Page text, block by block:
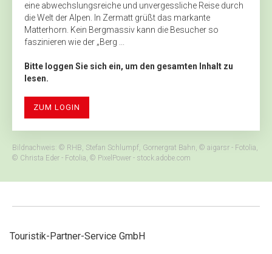
eine abwechslungsreiche und unvergessliche Reise durch
die Welt der Alpen. In Zermatt grüßt das markante
Matterhorn. Kein Bergmassiv kann die Besucher so
faszinieren wie der „Berg ...
Bitte loggen Sie sich ein, um den gesamten Inhalt zu
lesen.
ZUM LOGIN
Bildnachweis: © RHB, Stefan Schlumpf, Gornergrat Bahn, © aigarsr - Fotolia,
© Christa Eder - Fotolia, © PixelPower - stock.adobe.com
Touristik-Partner-Service GmbH